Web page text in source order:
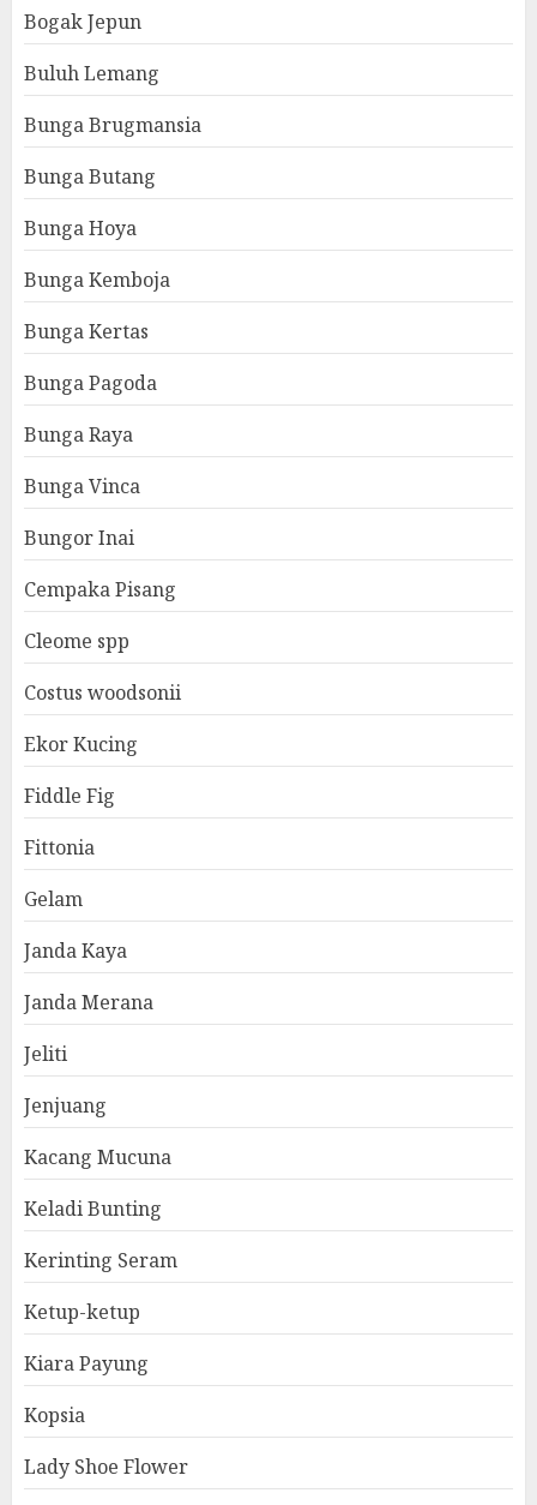
Bogak Jepun
Buluh Lemang
Bunga Brugmansia
Bunga Butang
Bunga Hoya
Bunga Kemboja
Bunga Kertas
Bunga Pagoda
Bunga Raya
Bunga Vinca
Bungor Inai
Cempaka Pisang
Cleome spp
Costus woodsonii
Ekor Kucing
Fiddle Fig
Fittonia
Gelam
Janda Kaya
Janda Merana
Jeliti
Jenjuang
Kacang Mucuna
Keladi Bunting
Kerinting Seram
Ketup-ketup
Kiara Payung
Kopsia
Lady Shoe Flower